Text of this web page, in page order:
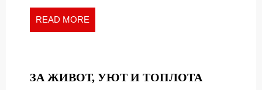
READ MORE
MORE
ЗА ЖИВОТ, УЮТ И ТОПЛОТА